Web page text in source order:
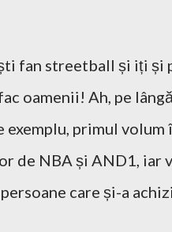
fan streetball și iți și
oamenii! Ah, pe
exemplu, primul
de NBA și AND1, iar
care și-a